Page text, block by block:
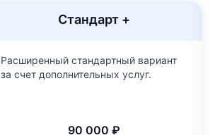
Стандарт +
Расширенный стандартный вариант
за счет дополнительных услуг.
90 000 ₽